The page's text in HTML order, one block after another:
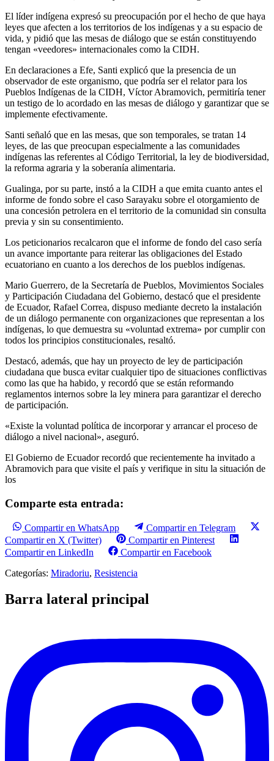
El líder indígena expresó su preocupación por el hecho de que haya
leyes que afecten a los territorios de los indígenas y a su espacio de
vida, y pidió que las mesas de diálogo que se están constituyendo
tengan «veedores» internacionales como la CIDH.
En declaraciones a Efe, Santi explicó que la presencia de un
observador de este organismo, que podría ser el relator para los
Pueblos Indígenas de la CIDH, Víctor Abramovich, permitiría tener
un testigo de lo acordado en las mesas de diálogo y garantizar que se
implemente efectivamente.
Santi señaló que en las mesas, que son temporales, se tratan 14
leyes, de las que preocupan especialmente a las comunidades
indígenas las referentes al Código Territorial, la ley de biodiversidad,
la reforma agraria y la soberanía alimentaria.
Gualinga, por su parte, instó a la CIDH a que emita cuanto antes el
informe de fondo sobre el caso Sarayaku sobre el otorgamiento de
una concesión petrolera en el territorio de la comunidad sin consulta
previa y sin su consentimiento.
Los peticionarios recalcaron que el informe de fondo del caso sería
un avance importante para reiterar las obligaciones del Estado
ecuatoriano en cuanto a los derechos de los pueblos indígenas.
Mario Guerrero, de la Secretaría de Pueblos, Movimientos Sociales
y Participación Ciudadana del Gobierno, destacó que el presidente
de Ecuador, Rafael Correa, dispuso mediante decreto la instalación
de un diálogo permanente con organizaciones que representan a los
indígenas, lo que demuestra su «voluntad extrema» por cumplir con
todos los principios constitucionales, resaltó.
Destacó, además, que hay un proyecto de ley de participación
ciudadana que busca evitar cualquier tipo de situaciones conflictivas
como las que ha habido, y recordó que se están reformando
reglamentos internos sobre la ley minera para garantizar el derecho
de participación.
«Existe la voluntad política de incorporar y arrancar el proceso de
diálogo a nivel nacional», aseguró.
El Gobierno de Ecuador recordó que recientemente ha invitado a
Abramovich para que visite el país y verifique in situ la situación de
los
Comparte esta entrada:
Compartir en WhatsApp
Compartir en Telegram
Compartir en X (Twitter)
Compartir en Pinterest
Compartir en LinkedIn
Compartir en Facebook
Categorías: Miradoriu, Resistencia
Barra lateral principal